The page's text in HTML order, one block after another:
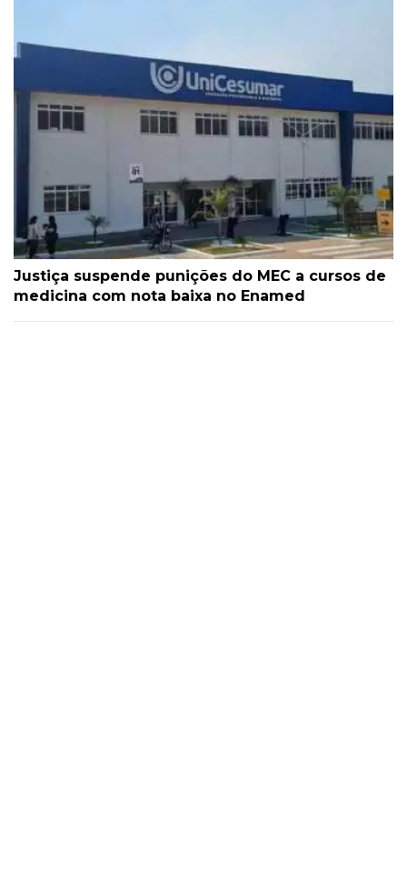
Justiça suspende punições do MEC a cursos de
medicina com nota baixa no Enamed